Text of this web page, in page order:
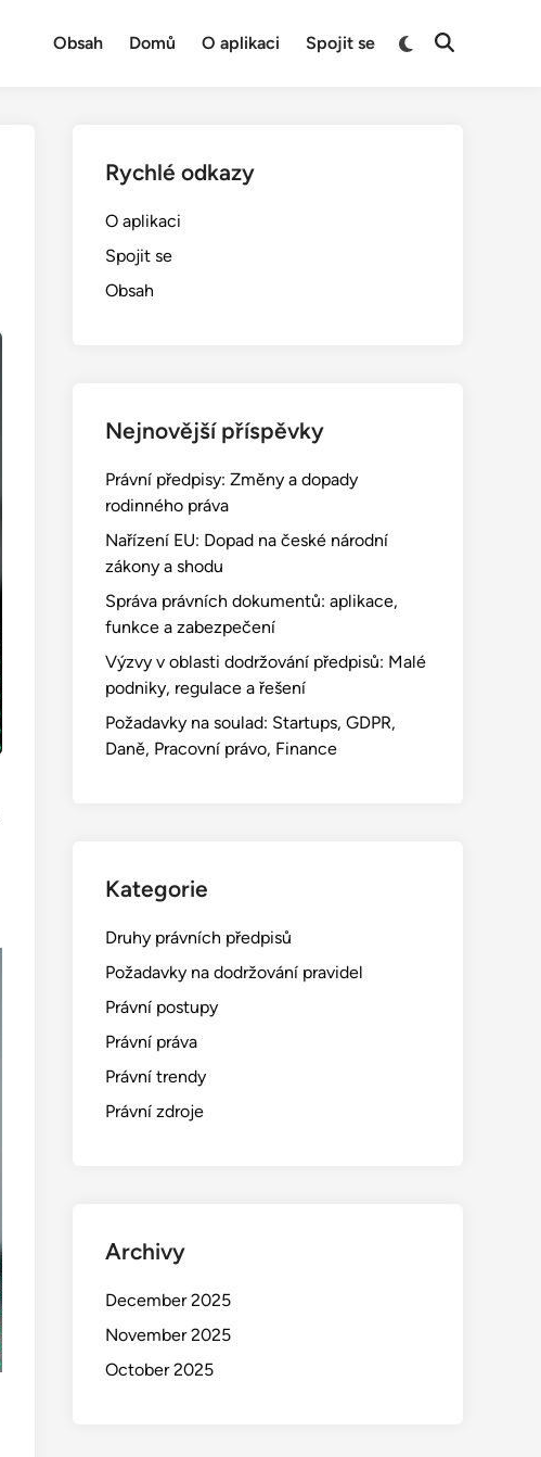
Obsah Domů O aplikaci Spojit se
Switch
Open
Rychlé odkazy
O aplikaci
Spojit se
Obsah
Nejnovější příspěvky
Právní předpisy: Změny a dopady
rodinného práva
Nařízení EU: Dopad na české národní
zákony a shodu
Správa právních dokumentů: aplikace,
funkce a zabezpečení
Výzvy v oblasti dodržování předpisů: Malé
podniky, regulace a řešení
Požadavky na soulad: Startups, GDPR,
Daně, Pracovní právo, Finance
Kategorie
Druhy právních předpisů
Požadavky na dodržování pravidel
Právní postupy
Právní práva
Právní trendy
Právní zdroje
Archivy
December 2025
November 2025
October 2025